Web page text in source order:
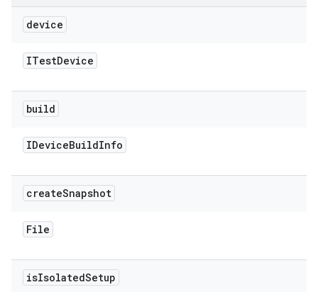
device
ITestDevice
build
IDeviceBuildInfo
createSnapshot
File
isIsolatedSetup